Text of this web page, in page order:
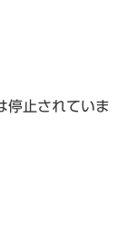
停止されていま